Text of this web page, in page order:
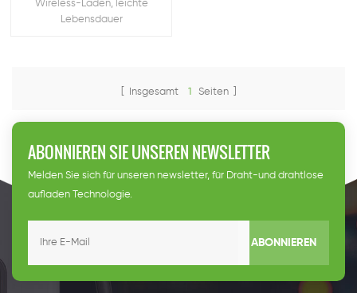
Wireless-Laden, leichte
Lebensdauer
[ Insgesamt 1 Seiten ]
ABONNIEREN SIE UNSEREN NEWSLETTER
Melden Sie sich für unseren newsletter, für Draht-und drahtlose
aufladen Technologie.
ABONNIEREN